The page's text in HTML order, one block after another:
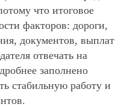
что итоговое
факторов: дороги,
документов, выплат
отвечать на
заполнено
стабильную работу и